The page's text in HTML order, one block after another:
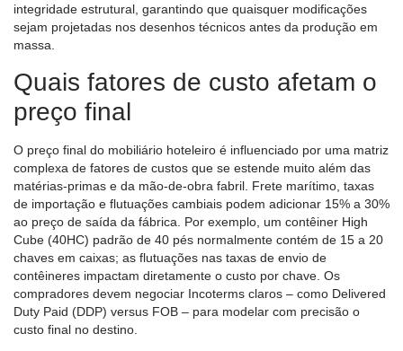
integridade estrutural, garantindo que quaisquer modificações
sejam projetadas nos desenhos técnicos antes da produção em
massa.
Quais fatores de custo afetam o
preço final
O preço final do mobiliário hoteleiro é influenciado por uma matriz
complexa de fatores de custos que se estende muito além das
matérias-primas e da mão-de-obra fabril. Frete marítimo, taxas
de importação e flutuações cambiais podem adicionar 15% a 30%
ao preço de saída da fábrica. Por exemplo, um contêiner High
Cube (40HC) padrão de 40 pés normalmente contém de 15 a 20
chaves em caixas; as flutuações nas taxas de envio de
contêineres impactam diretamente o custo por chave. Os
compradores devem negociar Incoterms claros – como Delivered
Duty Paid (DDP) versus FOB – para modelar com precisão o
custo final no destino.